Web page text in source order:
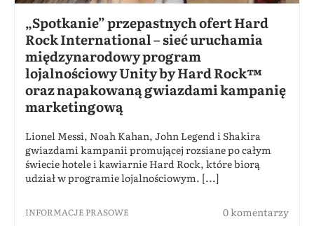
„Spotkanie” przepastnych ofert Hard
Rock International – sieć uruchamia
międzynarodowy program
lojalnościowy Unity by Hard Rock™
oraz napakowaną gwiazdami kampanię
marketingową
Lionel Messi, Noah Kahan, John Legend i Shakira
gwiazdami kampanii promującej rozsiane po całym
świecie hotele i kawiarnie Hard Rock, które biorą
udział w programie lojalnościowym. [...]
INFORMACJE PRASOWE 0 komentarzy